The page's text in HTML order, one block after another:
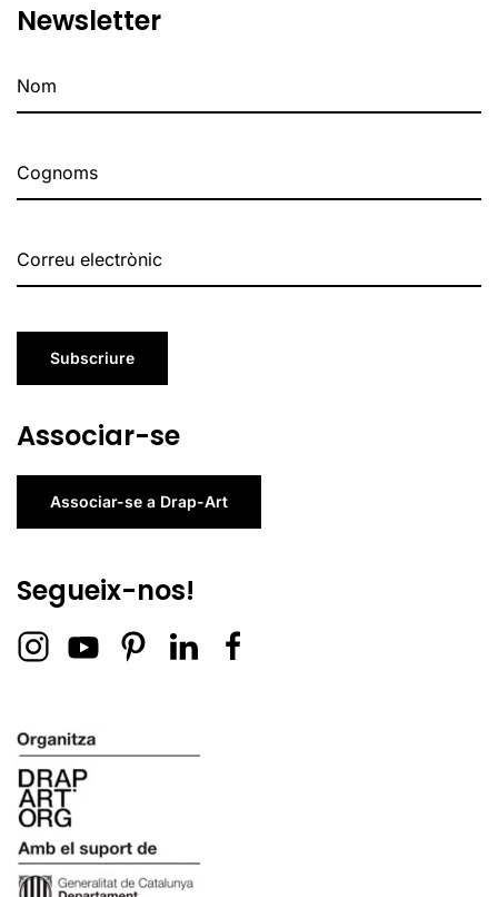
Newsletter
Subscriure
Associar-se
Associar-se a Drap-Art
Segueix-nos!